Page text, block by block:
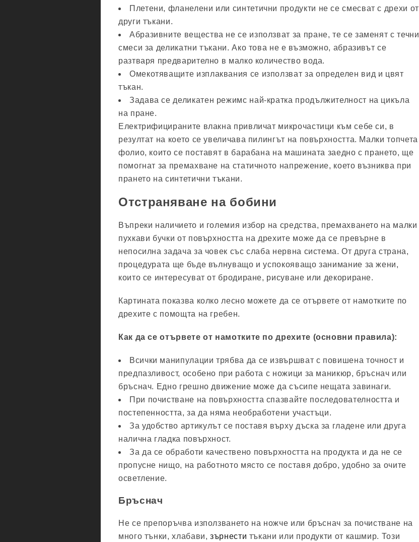
Плетени, фланелени или синтетични продукти не се смесват с дрехи от
други тъкани.
Абразивните вещества не се използват за пране, те се заменят с течни
смеси за деликатни тъкани. Ако това не е възможно, абразивът се
разтваря предварително в малко количество вода.
Омекотяващите изплаквания се използват за определен вид и цвят
тъкан.
Задава се деликатен режимс най-кратка продължителност на цикъла
на пране.
Електрифицираните влакна привличат микрочастици към себе си, в
резултат на което се увеличава пилингът на повърхността. Малки топчета
фолио, които се поставят в барабана на машината заедно с прането, ще
помогнат за премахване на статичното напрежение, което възниква при
прането на синтетични тъкани.
Отстраняване на бобини
Въпреки наличието и големия избор на средства, премахването на малки
пухкави бучки от повърхността на дрехите може да се превърне в
непосилна задача за човек със слаба нервна система. От друга страна,
процедурата ще бъде вълнуващо и успокояващо занимание за жени,
които се интересуват от бродиране, рисуване или декориране.
Картината показва колко лесно можете да се отървете от намотките по
дрехите с помощта на гребен.
Как да се отървете от намотките по дрехите (основни правила):
Всички манипулации трябва да се извършват с повишена точност и
предпазливост, особено при работа с ножици за маникюр, бръснач или
бръснач. Едно грешно движение може да съсипе нещата завинаги.
При почистване на повърхността спазвайте последователността и
постепенността, за да няма необработени участъци.
За удобство артикулът се поставя върху дъска за гладене или друга
налична гладка повърхност.
За да се обработи качествено повърхността на продукта и да не се
пропусне нищо, на работното място се поставя добро, удобно за очите
осветление.
Бръснач
Не се препоръчва използването на ножче или бръснач за почистване на
много тънки, хлабави,зърнести тъкани или продукти от кашмир. Този